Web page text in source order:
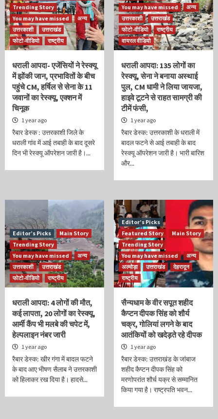
Trending Story
You may have missed
अन्य
उत्तरकाशी
उत्तराखंड
फोटो-वीडियो
राष्ट्रीय
धराली आपदा- एजेंसियों ने रेस्क्यू
में झोंकी जान, प्रभावितों के बीच
पहुंचे CM, हर्षिल से सेना के 11
जवानों का रेस्क्यू, एक्शन में
चिनूक
1 year ago
रैबार डेस्क : उत्तरकाशी जिले के
धराली गांव में आई तबाही के बाद दूसरे
दिन भी रेस्क्यू ऑपरेशन जारी है।...
You may have missed
अन्य
उत्तरकाशी
उत्तराखंड
फोटो-वीडियो
राष्ट्रीय
वायरल वीडियो
धराली आपदा: 135 लोगों का
रेस्क्यू, सेना ने बनाया अस्थाई
पुल, CM धामी ने लिया जायजा,
हाइवे टूटने से राहत सामग्री की
टीमें फंसी,
1 year ago
रैबार डेस्क: उत्तरकाशी के धराली में
बादल फटने से आई तबाही के बाद
रेस्क्यू ऑपरेशन जारी है। भारी बारिश
और...
Editor’s Picks
Main Story
Trending Story
You may have missed
अन्य
उत्तरकाशी
उत्तराखंड
फोटो-वीडियो
राष्ट्रीय
धराली आपदा: 4 लोगों की मौत,
कई लापता, 20 लोगों का रेस्क्यू,
आर्मी कैंप भी मलबे की चपेट में,
हेल्पलाइन नंबर जारी
1 year ago
रैबार डेस्क: खीर गंगा में बादल फटने
के बाद आए भीषण सैलाब ने उत्तरकाशी
को हिलाकर रख दिया है। हादसे...
Editor’s Picks
Featured Story
Main Story
Trending Story
You may have missed
अन्य
अल्मोड़ा
उत्तराखंड
देहरादून
राष्ट्रीय
सैन्यधाम के वीर सपूत शहीद
कैप्टन दीपक सिंह को शौर्य
चक्र, गोलियां लगने के बाद
आतंकियों को खदेड़ते रहे दीपक
1 year ago
रैबार डेस्क: उत्तराखंड के जांबाज
शहीद कैप्टन दीपक सिंह को
मरणोपरांत शौर्च यक्र से सम्मानित
किया गया है। राष्ट्रपति भवन...